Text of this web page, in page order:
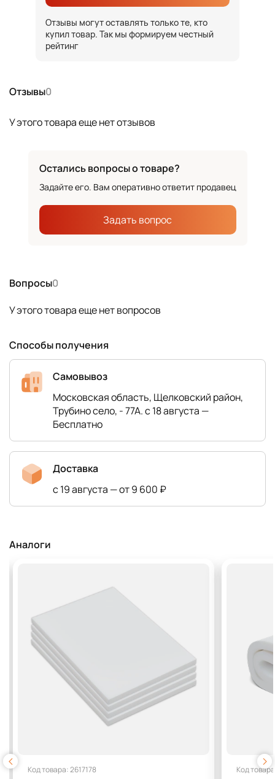
Отзывы0
У этого товара еще нет отзывов
Отзывы могут оставлять только те, кто
купил товар. Так мы формируем честный
рейтинг
Вопросы0
У этого товара еще нет вопросов
Способы получения
Самовывоз
Московская область, Щелковский район,
Трубино село, - 77А. с 18 августа —
Бесплатно
Доставка
с 19 августа — от 9 600 ₽
Остались вопросы о товаре?
Задайте его. Вам оперативно ответит продавец
Задать вопрос
Аналоги
Код товара: 2617178 Код